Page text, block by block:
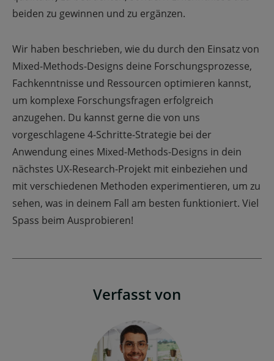
beiden zu gewinnen und zu ergänzen.
Wir haben beschrieben, wie du durch den Einsatz von
Mixed-Methods-Designs deine Forschungsprozesse,
Fachkenntnisse und Ressourcen optimieren kannst,
um komplexe Forschungsfragen erfolgreich
anzugehen. Du kannst gerne die von uns
vorgeschlagene 4-Schritte-Strategie bei der
Anwendung eines Mixed-Methods-Designs in dein
nächstes UX-Research-Projekt mit einbeziehen und
mit verschiedenen Methoden experimentieren, um zu
sehen, was in deinem Fall am besten funktioniert. Viel
Spass beim Ausprobieren!
Verfasst von